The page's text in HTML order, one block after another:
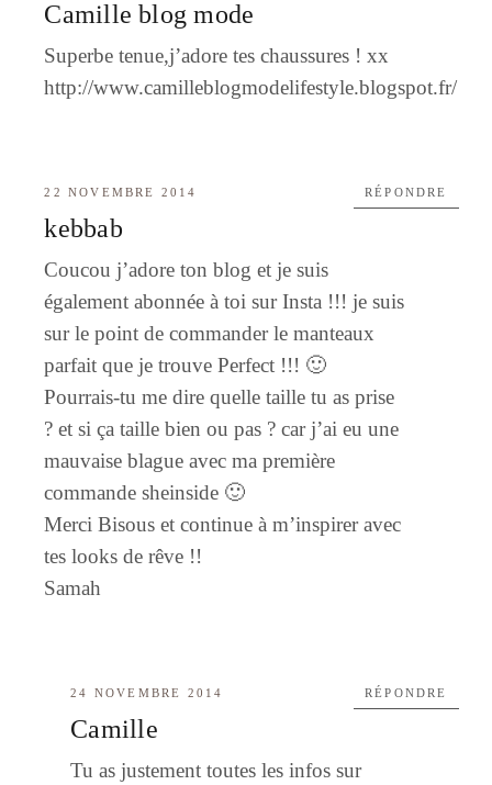
Camille blog mode
Superbe tenue,j’adore tes chaussures ! xx
http://www.camilleblogmodelifestyle.blogspot.fr/
22 NOVEMBRE 2014
kebbab
Coucou j’adore ton blog et je suis
également abonnée à toi sur Insta !!! je suis
sur le point de commander le manteaux
parfait que je trouve Perfect !!! 🙂
Pourrais-tu me dire quelle taille tu as prise
? et si ça taille bien ou pas ? car j’ai eu une
mauvaise blague avec ma première
commande sheinside 🙂
Merci Bisous et continue à m’inspirer avec
tes looks de rêve !!
Samah
RÉPONDRE
24 NOVEMBRE 2014
Camille
Tu as justement toutes les infos sur
RÉPONDRE